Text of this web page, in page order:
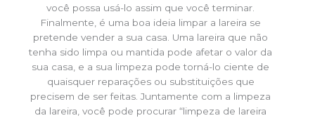
você possa usá-lo assim que você terminar.
Finalmente, é uma boa ideia limpar a lareira se
pretende vender a sua casa. Uma lareira que não
tenha sido limpa ou mantida pode afetar o valor da
sua casa, e a sua limpeza pode torná-lo ciente de
quaisquer reparações ou substituições que
precisem de ser feitas. Juntamente com a limpeza
da lareira, você pode procurar “limpeza de lareira